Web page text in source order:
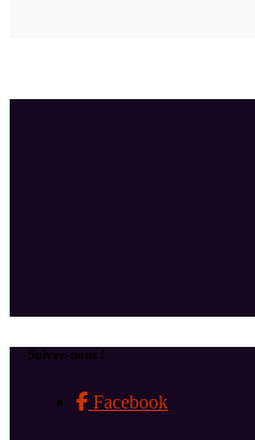
Suivez-nous !
Facebook